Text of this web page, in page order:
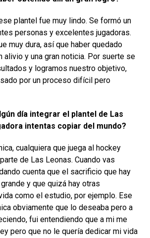
plantel fue muy lindo. Se formó un
personas y excelentes jugadoras.
muy dura, así que haber quedado
alivio y una gran noticia. Por suerte se
y logramos nuestro objetivo,
por un proceso difícil pero
día integrar el plantel de Las
intentas copiar del mundo?
cualquiera que juega al hockey
de Las Leonas. Cuando vas
cuenta que el sacrificio que hay
y que quizá hay otras
como el estudio, por ejemplo. Ese
obviamente que lo deseaba pero a
fui entendiendo que a mi me
pero que no le quería dedicar mi vida